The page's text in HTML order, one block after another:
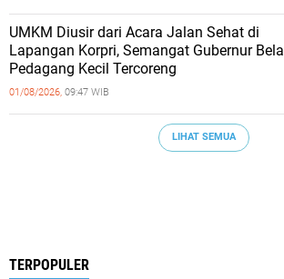
UMKM Diusir dari Acara Jalan Sehat di
Lapangan Korpri, Semangat Gubernur Bela
Pedagang Kecil Tercoreng
01/08/2026, 09:47 WIB
LIHAT SEMUA
TERPOPULER